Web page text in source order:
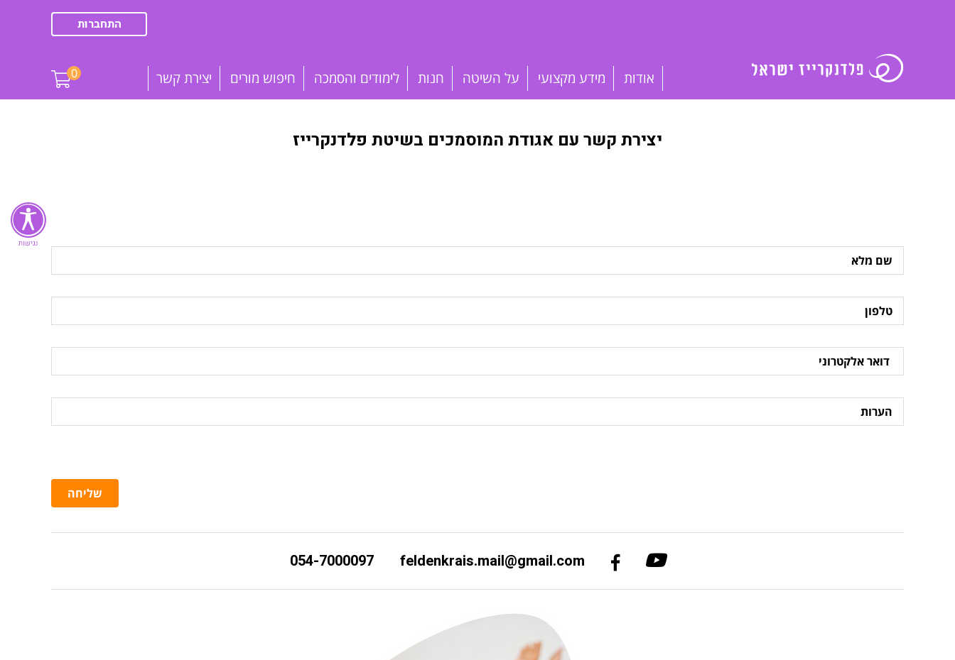
התחברות
אודות מידע מקצועי על השיטה חנות לימודים והסמכה חיפוש מורים יצירת קשר 0
יצירת קשר עם אגודת המוסמכים בשיטת פלדנקרייז
מלא
טלפון
אלקטרוני
הערות
שליחה
feldenkrais.mail@gmail.com
054-7000097